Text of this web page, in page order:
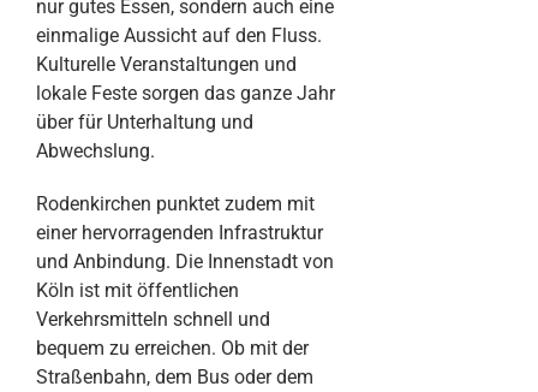
nur gutes Essen, sondern auch eine
einmalige Aussicht auf den Fluss.
Kulturelle Veranstaltungen und
lokale Feste sorgen das ganze Jahr
über für Unterhaltung und
Abwechslung.
Rodenkirchen punktet zudem mit
einer hervorragenden Infrastruktur
und Anbindung. Die Innenstadt von
Köln ist mit öffentlichen
Verkehrsmitteln schnell und
bequem zu erreichen. Ob mit der
Straßenbahn, dem Bus oder dem